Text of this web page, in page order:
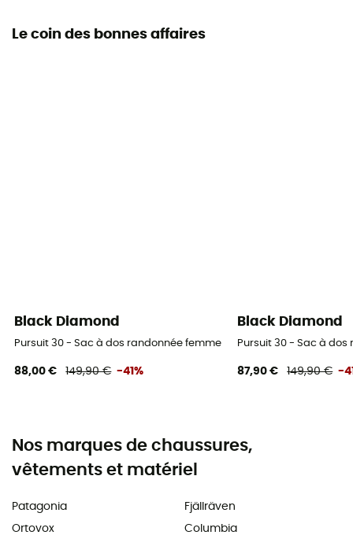
Le coin des bonnes affaires
Black Diamond
Pursuit 30 - Sac à dos randonnée femme
88,00 € 149,90 € -41%
Black Diamond
Pursuit 30 - Sac à
87,90 € 149,90 € -
Nos marques de chaussures,
vêtements et matériel
Patagonia
Ortovox
Fjällräven
Columbia